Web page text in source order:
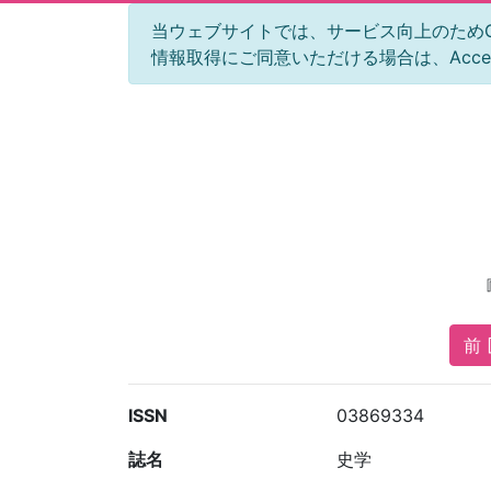
当ウェブサイトでは、サービス向上のた
情報取得にご同意いただける場合は、
前
ISSN
03869334
誌名
史学